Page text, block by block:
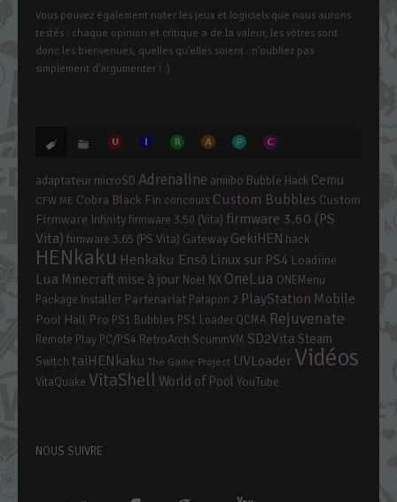
Vous pouvez également noter les jeux et logiciels que nous aurons
testés : chaque opinion et critique a de la valeur, les vôtres sont
donc les bienvenues, quelles qu’elles soient : n’oubliez pas
simplement d’argumenter ! :)
adaptateur microSD Adrenaline amiibo Bubble Hack Cemu
CFW ME Cobra Black Fin concours Custom Bubbles Custom
Firmware Infinityfirmware 3.50 (Vita) firmware 3.60 (PS
Vita) firmware 3.65 (PS Vita) Gateway GekiHEN hack
HENkaku Henkaku Ensō Linux sur PS4 Loadiine
Lua Minecraft mise à jour Noël NX OneLua ONEMenu
Package Installer Partenariat Patapon 2 PlayStation Mobile
Pool Hall Pro PS1 Bubbles PS1 Loader QCMA Rejuvenate
Remote Play PC/PS4 RetroArch ScummVM SD2Vita Steam
Switch taiHENkaku The Game Project UVLoader Vidéos
VitaQuake VitaShell World of Pool YouTube
NOUS SUIVRE